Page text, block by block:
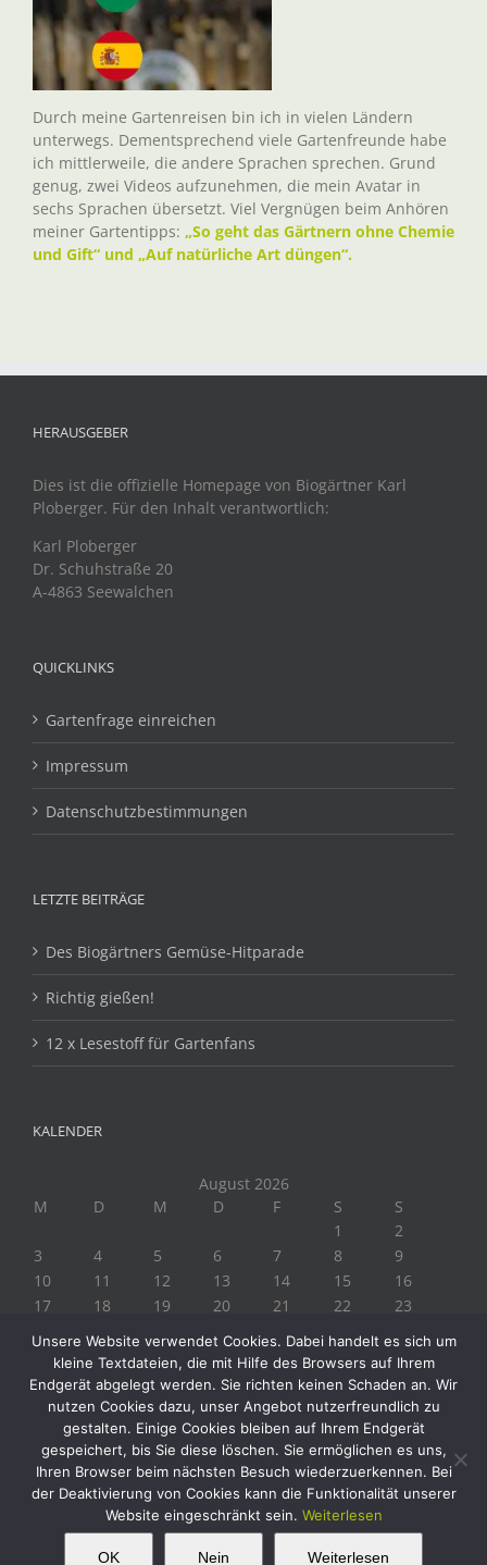
Durch meine Gartenreisen bin ich in vielen Ländern
unterwegs. Dementsprechend viele Gartenfreunde habe
ich mittlerweile, die andere Sprachen sprechen. Grund
genug, zwei Videos aufzunehmen, die mein Avatar in
sechs Sprachen übersetzt. Viel Vergnügen beim Anhören
meiner Gartentipps: „So geht das Gärtnern ohne Chemie
und Gift“ und „Auf natürliche Art düngen“.
HERAUSGEBER
Dies ist die offizielle Homepage von Biogärtner Karl
Ploberger. Für den Inhalt verantwortlich:
Karl Ploberger
Dr. Schuhstraße 20
A-4863 Seewalchen
QUICKLINKS
Gartenfrage einreichen
Impressum
Datenschutzbestimmungen
LETZTE BEITRÄGE
Des Biogärtners Gemüse-Hitparade
Richtig gießen!
12 x Lesestoff für Gartenfans
KALENDER
August 2026
M
D M D F S
S
1
2
3
4 5 6 7 8
9
10
11 12 13 14 15
16
17
18 19 20 21 22
23
« Juli
Copyright 2019 Biogärtner Ploberger | Alle Rechte vorbehalten
FacebookInstagram
TwitterYouTube
This website uses cookies and third party
Unsere Website verwendet Cookies. Dabei handelt es sich um
kleine Textdateien, die mit Hilfe des Browsers auf Ihrem
Endgerät abgelegt werden. Sie richten keinen Schaden an. Wir
nutzen Cookies dazu, unser Angebot nutzerfreundlich zu
gestalten. Einige Cookies bleiben auf Ihrem Endgerät
gespeichert, bis Sie diese löschen. Sie ermöglichen es uns,
Ihren Browser beim nächsten Besuch wiederzuerkennen. Bei
der Deaktivierung von Cookies kann die Funktionalität unserer
Website eingeschränkt sein. Weiterlesen
OK Nein Weiterlesen